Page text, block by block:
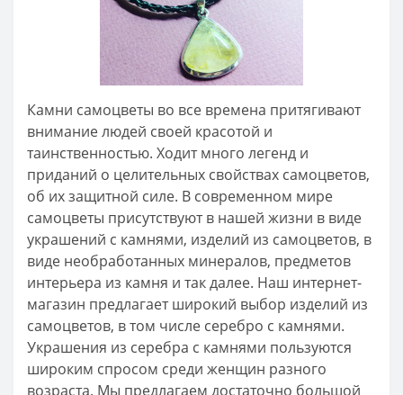
Камни самоцветы во все времена притягивают
внимание людей своей красотой и
таинственностью. Ходит много легенд и
приданий о целительных свойствах самоцветов,
об их защитной силе. В современном мире
самоцветы присутствуют в нашей жизни в виде
украшений с камнями, изделий из самоцветов, в
виде необработанных минералов, предметов
интерьера из камня и так далее. Наш интернет-
магазин предлагает широкий выбор изделий из
самоцветов, в том числе серебро с камнями.
Украшения из серебра с камнями пользуются
широким спросом среди женщин разного
возраста. Мы предлагаем достаточно большой